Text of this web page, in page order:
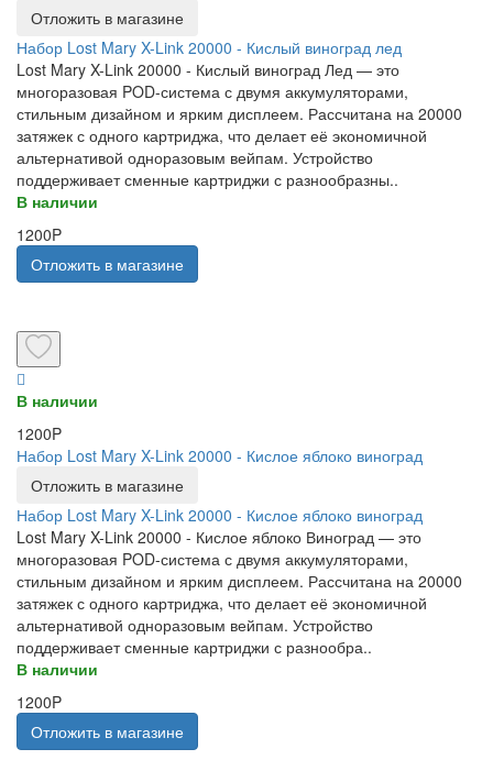
Отложить в магазине
Набор Lost Mary X-Link 20000 - Кислый виноград лед
Lost Mary X-Link 20000 - Кислый виноград Лед — это
многоразовая POD-система с двумя аккумуляторами,
стильным дизайном и ярким дисплеем. Рассчитана на 20000
затяжек с одного картриджа, что делает её экономичной
альтернативой одноразовым вейпам. Устройство
поддерживает сменные картриджи с разнообразны..
В наличии
1200P
Отложить в магазине
В наличии
1200P
Набор Lost Mary X-Link 20000 - Кислое яблоко виноград
Отложить в магазине
Набор Lost Mary X-Link 20000 - Кислое яблоко виноград
Lost Mary X-Link 20000 - Кислое яблоко Виноград — это
многоразовая POD-система с двумя аккумуляторами,
стильным дизайном и ярким дисплеем. Рассчитана на 20000
затяжек с одного картриджа, что делает её экономичной
альтернативой одноразовым вейпам. Устройство
поддерживает сменные картриджи с разнообра..
В наличии
1200P
Отложить в магазине